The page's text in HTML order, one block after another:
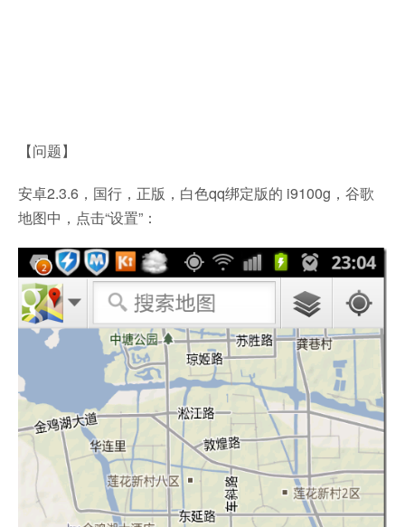
【问题】
安卓2.3.6，国行，正版，白色qq绑定版的 i9100g，谷歌
地图中，点击“设置”：